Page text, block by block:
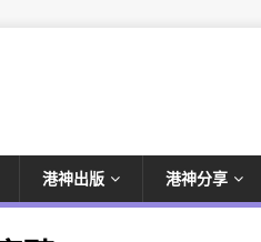
港神出版 港神分享